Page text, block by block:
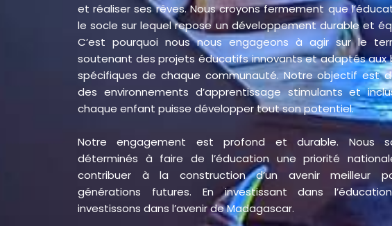
et réaliser ses rêves. Nous croyons fermement que
le socle sur lequel repose un développement durable et
C’est pourquoi nous nous engageons à agir sur le
soutenant des projets éducatifs innovants et adaptés aux
spécifiques de chaque communauté. Notre objectif est
des environnements d’apprentissage stimulants et
chaque enfant puisse développer tout son potentiel.
Notre engagement est profond et durable. Nous
déterminés à faire de l’éducation une priorité
contribuer à la construction d’un avenir meilleur
générations futures. En investissant dans
investissons dans l’avenir de Madagascar.